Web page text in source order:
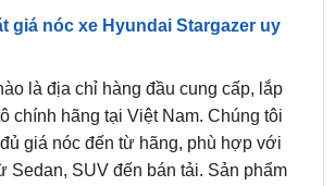
giá nóc xe Hyundai Stargazer uy
là địa chỉ hàng đầu cung cấp, lắp
chính hãng tại Việt Nam. Chúng tôi
giá nóc đến từ hãng, phù hợp với
Sedan, SUV đến bán tải. Sản phẩm